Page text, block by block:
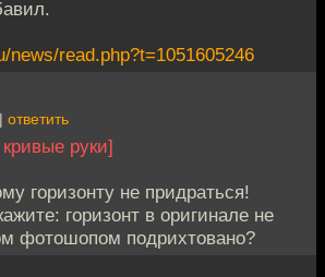
news/read.php?t=1051605246
| ответить
руки]
горизонту не придраться!
горизонт в оригинале не
фотошопом подрихтовано?